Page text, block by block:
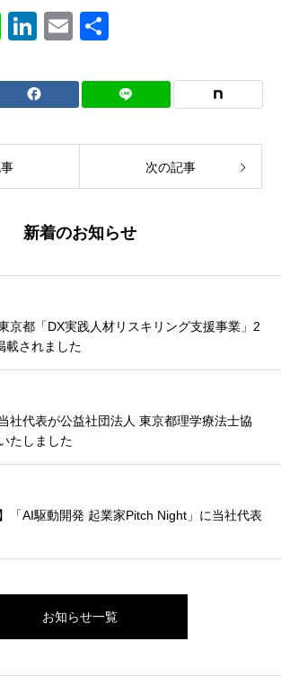
Li
e
Li
k
e
dI
E
ail
次の記事
新着のお知らせ
京都「DX実践人材リスキリング支援事業」2
載されました
社代表が公益社団法人 東京都理学療法士協
たしました
「AI駆動開発 起業家Pitch Night」に当社代表
お知らせ一覧